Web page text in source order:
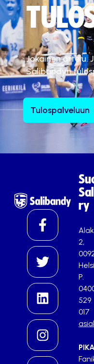
Jokainen ottelu.
Salibandyn
Tulospalveluun
ry
2,
P.
529
017